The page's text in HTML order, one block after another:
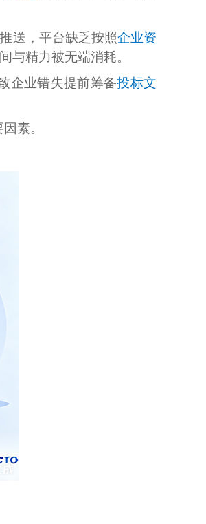
送，平台缺乏按照企业资
与精力被无端消耗。
企业错失提前筹备投标文
素。